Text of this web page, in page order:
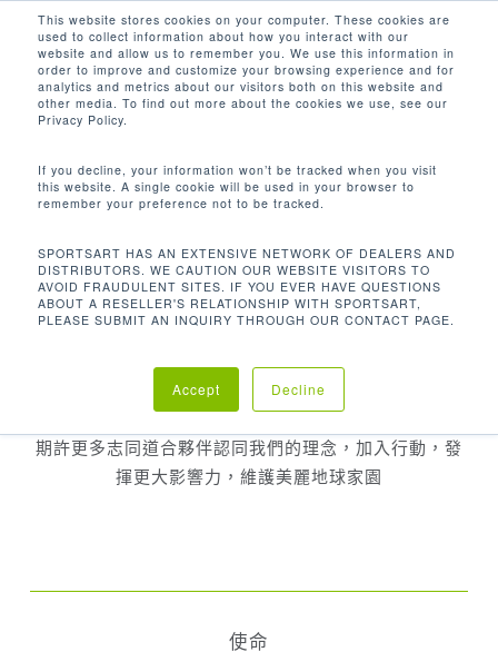
This website stores cookies on your computer. These cookies are
used to collect information about how you interact with our
website and allow us to remember you. We use this information in
order to improve and customize your browsing experience and for
analytics and metrics about our visitors both on this website and
other media. To find out more about the cookies we use, see our
Privacy Policy.
If you decline, your information won’t be tracked when you visit
this website. A single cookie will be used in your browser to
remember your preference not to be tracked.
SPORTSART HAS AN EXTENSIVE NETWORK OF DEALERS AND
DISTRIBUTORS. WE CAUTION OUR WEBSITE VISITORS TO
AVOID FRAUDULENT SITES. IF YOU EVER HAVE QUESTIONS
ABOUT A RESELLER'S RELATIONSHIP WITH SPORTSART,
PLEASE SUBMIT AN INQUIRY THROUGH OUR CONTACT PAGE.
Accept Decline
main
content
search
SPORTSART哲學
運動造電
運動即造能，運動時所踩踏的每一步都是可利用的能
源，SportsArt利用其技術將運動時所產生的動能轉換
為電，使身體與環境健康同時受惠，因此與SportsArt
身為一間行銷世界80餘國的企業，我們抱著捨我其誰的
決心，從工廠製程到產品功能在環境永續發展盡心力
期許更多志同道合夥伴認同我們的理念，加入行動，發
揮更大影響力，維護美麗地球家園
使命
Close
Menu